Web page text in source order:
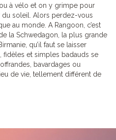
à vélo et on y grimpe pour
soleil. Alors perdez-vous
au monde. A Rangoon, c’est
la Schwedagon, la plus grande
qu’il faut se laisser
et simples badauds se
bavardages ou
de vie, tellement différent de